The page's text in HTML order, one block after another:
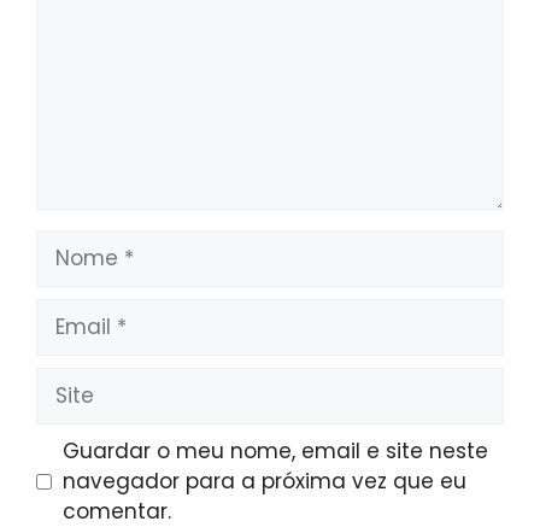
Nome
Email
Site
Guardar o meu nome, email e site neste
navegador para a próxima vez que eu
comentar.